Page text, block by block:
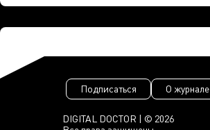
DIGITAL DOCTOR | © 2026
Подписаться О журнале